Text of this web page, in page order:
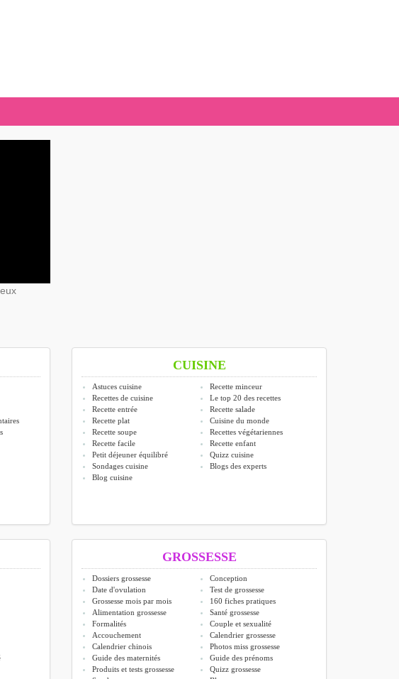
CUISINE
Astuces cuisine
Recette minceur
Recettes de cuisine
Le top 20 des recettes
Recette entrée
Recette salade
Recette plat
Cuisine du monde
Recette soupe
Recettes végétariennes
Recette facile
Recette enfant
Petit déjeuner équilibré
Quizz cuisine
Sondages cuisine
Blogs des experts
Blog cuisine
GROSSESSE
Dossiers grossesse
Conception
Date d'ovulation
Test de grossesse
Grossesse mois par mois
160 fiches pratiques
Alimentation grossesse
Santé grossesse
Formalités
Couple et sexualité
Accouchement
Calendrier grossesse
Calendrier chinois
Photos miss grossesse
Guide des maternités
Guide des prénoms
Produits et tests grossesse
Quizz grossesse